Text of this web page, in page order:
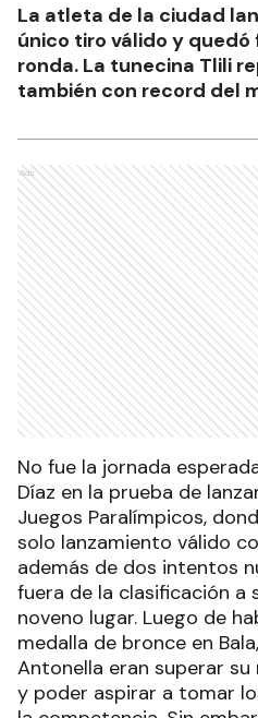
La atleta de la ciudad
único tiro válido y
ronda. La tunecina Tlili
también con record del
Ads
No fue la jornada
Díaz en la prueba de
Juegos Paralímpicos,
solo lanzamiento válido
además de dos intentos
fuera de la clasificación a
noveno lugar. Luego de
medalla de bronce en
Antonella eran superar
y poder aspirar a tomar